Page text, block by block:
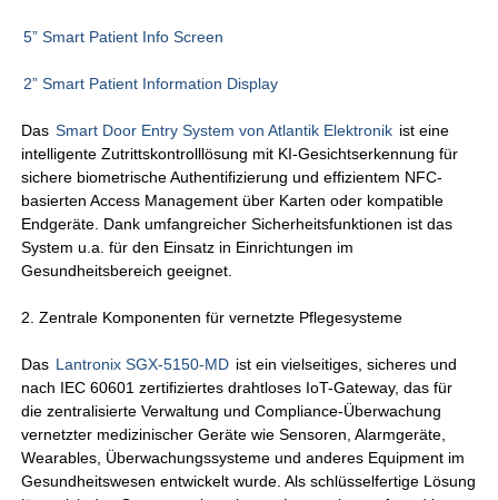
5” Smart Patient Info Screen
2” Smart Patient Information Display
Das Smart Door Entry System von Atlantik Elektronik ist eine
intelligente Zutrittskontrolllösung mit KI-Gesichtserkennung für
sichere biometrische Authentifizierung und effizientem NFC-
basierten Access Management über Karten oder kompatible
Endgeräte. Dank umfangreicher Sicherheitsfunktionen ist das
System u.a. für den Einsatz in Einrichtungen im
Gesundheitsbereich geeignet.
2. Zentrale Komponenten für vernetzte Pflegesysteme
Das Lantronix SGX-5150-MD ist ein vielseitiges, sicheres und
nach IEC 60601 zertifiziertes drahtloses IoT-Gateway, das für
die zentralisierte Verwaltung und Compliance-Überwachung
vernetzter medizinischer Geräte wie Sensoren, Alarmgeräte,
Wearables, Überwachungssysteme und anderes Equipment im
Gesundheitswesen entwickelt wurde. Als schlüsselfertige Lösung